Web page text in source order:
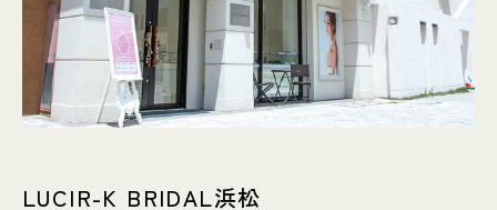
LUCIR-K BRIDAL浜松